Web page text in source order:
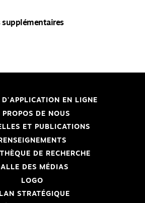
supplémentaires
D'APPLICATION EN LIGNE
PROPOS DE NOUS
ET PUBLICATIONS
RENSEIGNEMENTS
DE RECHERCHE
DES MÉDIAS
LOGO
STRATÉGIQUE